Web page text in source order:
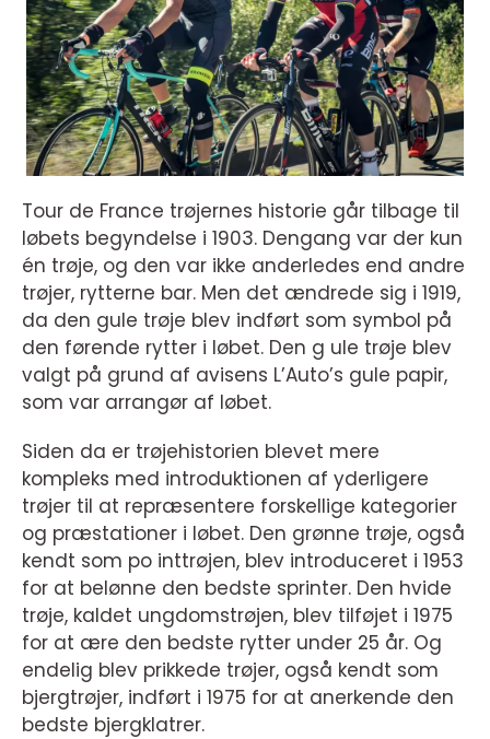
Tour de France trøjernes historie går tilbage til
løbets begyndelse i 1903. Dengang var der kun
én trøje, og den var ikke anderledes end andre
trøjer, rytterne bar. Men det ændrede sig i 1919,
da den gule trøje blev indført som symbol på
den førende rytter i løbet. Den g ule trøje blev
valgt på grund af avisens L’Auto’s gule papir,
som var arrangør af løbet.
Siden da er trøjehistorien blevet mere
kompleks med introduktionen af yderligere
trøjer til at repræsentere forskellige kategorier
og præstationer i løbet. Den grønne trøje, også
kendt som po inttrøjen, blev introduceret i 1953
for at belønne den bedste sprinter. Den hvide
trøje, kaldet ungdomstrøjen, blev tilføjet i 1975
for at ære den bedste rytter under 25 år. Og
endelig blev prikkede trøjer, også kendt som
bjergtrøjer, indført i 1975 for at anerkende den
bedste bjergklatrer.